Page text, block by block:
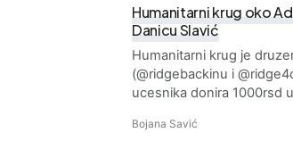
Humanitarni krug oko
Danicu Slavić
Humanitarni krug je
(@ridgebackinu i
ucesnika donira 1000rsd
Bojana Savić